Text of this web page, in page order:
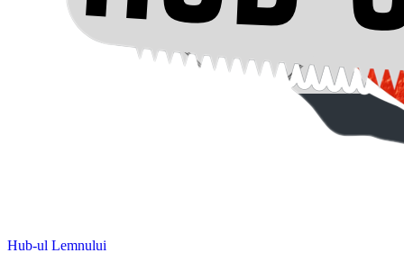
Hub-ul Lemnului